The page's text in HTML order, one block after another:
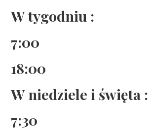
W tygodniu :
7:00
18:00
W niedziele i święta :
7:30